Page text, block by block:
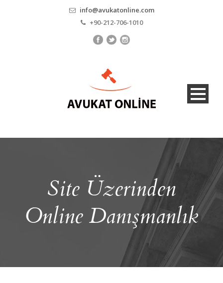
info@avukatonline.com
+90-212-706-1010
Site Üzerinden
Online Danışmanlık